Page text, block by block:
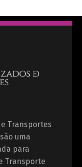
Transportes
uma
para
Transporte